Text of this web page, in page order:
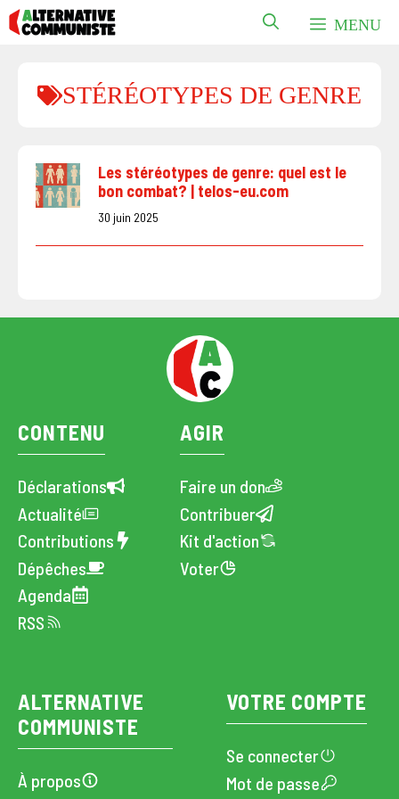
Aller
au
MENU
STÉRÉOTYPES DE GENRE
Les stéréotypes de genre: quel est le
bon combat? | telos-eu.com
30 juin 2025
CONTENU
Déclarations
Actualité
Contributions
Dépêches
Agenda
RSS
AGIR
Faire un don
Contribuer
Kit d'action
Voter
ALTERNATIVE
COMMUNISTE
À propos
VOTRE COMPTE
Se connecter
Mot de passe